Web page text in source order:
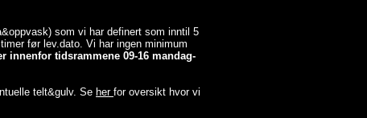
som vi har definert som inntil 5
før lev.dato. Vi har ingen minimum
innenfor tidsrammene 09-16 mandag-
telt&gulv. Se her for oversikt hvor vi